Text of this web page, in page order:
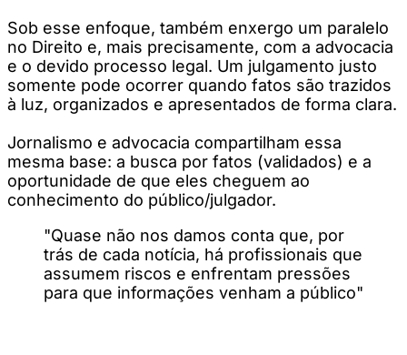
Sob esse enfoque, também enxergo um paralelo
no Direito e, mais precisamente, com a advocacia
e o devido processo legal. Um julgamento justo
somente pode ocorrer quando fatos são trazidos
à luz, organizados e apresentados de forma clara.
Jornalismo e advocacia compartilham essa
mesma base: a busca por fatos (validados) e a
oportunidade de que eles cheguem ao
conhecimento do público/julgador.
"Quase não nos damos conta que, por
trás de cada notícia, há profissionais que
assumem riscos e enfrentam pressões
para que informações venham a público"